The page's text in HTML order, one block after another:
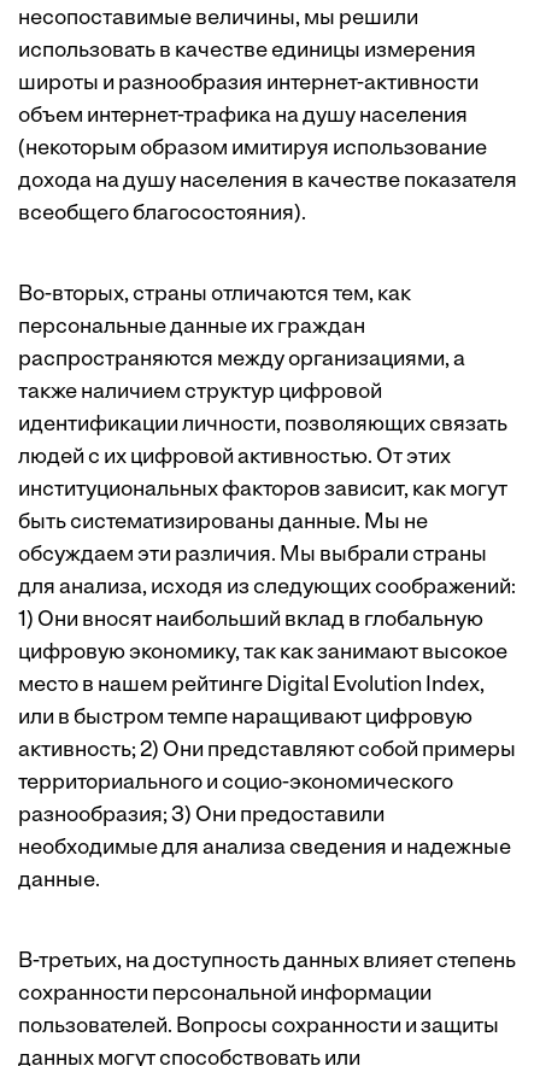
несопоставимые величины, мы решили
использовать в качестве единицы измерения
широты и разнообразия интернет-активности
объем интернет-трафика на душу населения
(некоторым образом имитируя использование
дохода на душу населения в качестве показателя
всеобщего благосостояния).
Во-вторых, страны отличаются тем, как
персональные данные их граждан
распространяются между организациями, а
также наличием структур цифровой
идентификации личности, позволяющих связать
людей с их цифровой активностью. От этих
институциональных факторов зависит, как могут
быть систематизированы данные. Мы не
обсуждаем эти различия. Мы выбрали страны
для анализа, исходя из следующих соображений:
1) Они вносят наибольший вклад в глобальную
цифровую экономику, так как занимают высокое
место в нашем рейтинге Digital Evolution Index,
или в быстром темпе наращивают цифровую
активность; 2) Они представляют собой примеры
территориального и социо-экономического
разнообразия; 3) Они предоставили
необходимые для анализа сведения и надежные
данные.
В-третьих, на доступность данных влияет степень
сохранности персональной информации
пользователей. Вопросы сохранности и защиты
данных могут способствовать или